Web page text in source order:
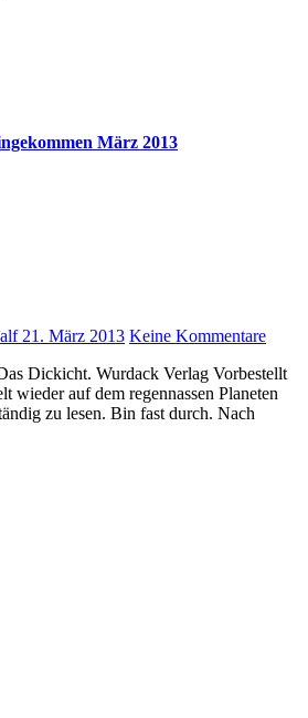
März 2013
21. März 2013 Keine Kommentare
wieder auf dem regennassen Planeten
zu lesen. Bin fast durch. Nach